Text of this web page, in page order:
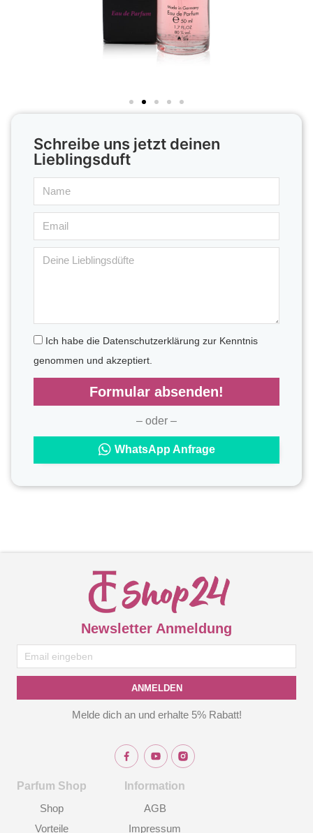
Schreibe uns jetzt deinen
Lieblingsduft
Ich habe die Datenschutzerklärung zur Kenntnis
genommen und akzeptiert.
Formular absenden!
– oder –
WhatsApp Anfrage
Parfum Shop
Shop
Vorteile
Information
AGB
Impressum
Newsletter Anmeldung
ANMELDEN
Melde dich an und erhalte 5% Rabatt!